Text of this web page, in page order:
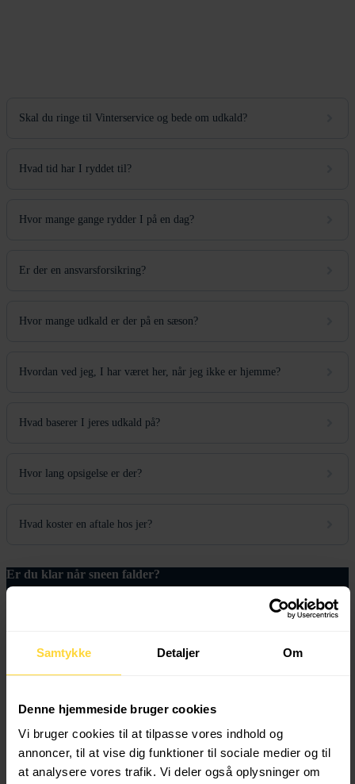
Samtykke Detaljer Om
Denne hjemmeside bruger cookies
Vi bruger cookies til at tilpasse vores indhold og
annoncer, til at vise dig funktioner til sociale medier og til
at analysere vores trafik. Vi deler også oplysninger om
Skal du ringe til Vinterservice og bede om udkald?
Hvad tid har I ryddet til?
Hvor mange gange rydder I på en dag?
Er der en ansvarsforsikring?
Hvor mange udkald er der på en sæson?
Hvordan ved jeg, I har været her, når jeg ikke er hjemme?
Hvad baserer I jeres udkald på?
Hvor lang opsigelse er der?
Hvad koster en aftale hos jer?
Er du klar når sneen falder?
Hos Vinterservice har vi specialiseret os i vintervejr og gjort snerydning,
Kontakt
Områder
FAQ
Blog